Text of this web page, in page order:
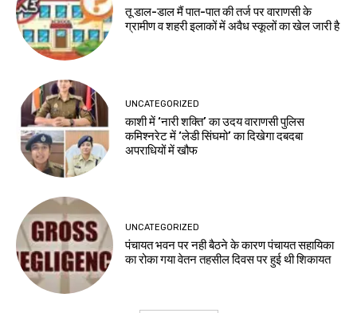
तू डाल-डाल मैं पात-पात की तर्ज पर वाराणसी के
ग्रामीण व शहरी इलाकों में अवैध स्कूलों का खेल जारी है
UNCATEGORIZED
काशी में ‘नारी शक्ति’ का उदय वाराणसी पुलिस
कमिश्नरेट में ‘लेडी सिंघमो’ का दिखेगा दबदबा
अपराधियों में खौफ
UNCATEGORIZED
पंचायत भवन पर नही बैठने के कारण पंचायत सहायिका
का रोका गया वेतन तहसील दिवस पर हुई थी शिकायत